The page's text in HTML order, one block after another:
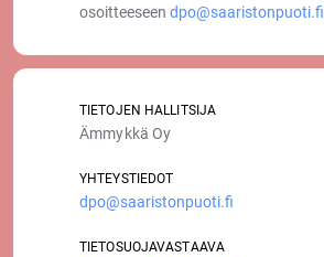
osoitteeseen dpo@saaristonpuoti.fi
TIETOJEN HALLITSIJA
Ämmykkä Oy
YHTEYSTIEDOT
dpo@saaristonpuoti.fi
TIETOSUOJAVASTAAVA